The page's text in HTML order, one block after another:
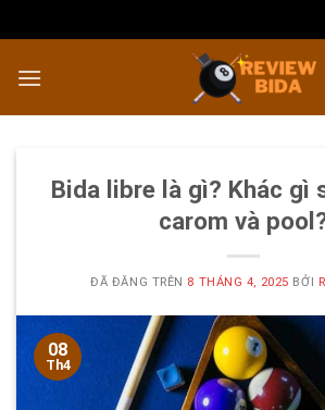
đến
nội
Bida libre là gì? Khác gì
carom và
ĐÃ ĐĂNG TRÊN 8 THÁNG 4, 2025 BỞI
08
Th4